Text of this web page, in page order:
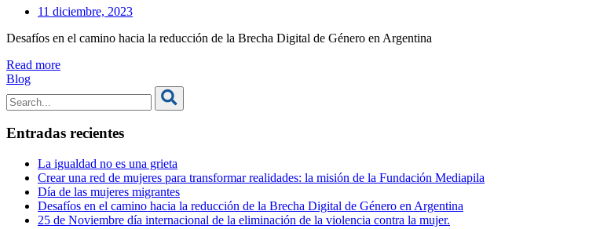
11 diciembre, 2023
Desafíos en el camino hacia la reducción de la Brecha Digital de Género en Argentina
Read more
Blog
Entradas recientes
La igualdad no es una grieta
Crear una red de mujeres para transformar realidades: la misión de la Fundación Mediapila
Día de las mujeres migrantes
Desafíos en el camino hacia la reducción de la Brecha Digital de Género en Argentina
25 de Noviembre día internacional de la eliminación de la violencia contra la mujer.